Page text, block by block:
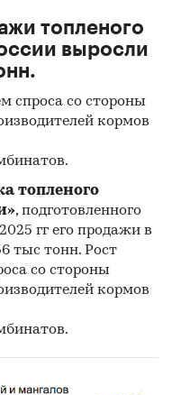
топленого
выросли
спроса со стороны
кормов
топленого
, подготовленного
гг его продажи в
тыс тонн. Рост
со стороны
кормов